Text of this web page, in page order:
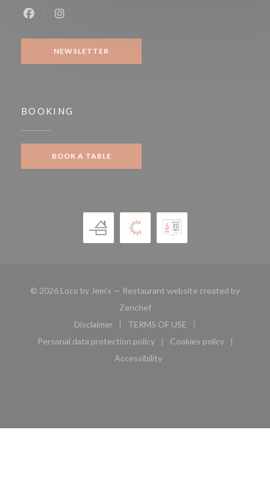
NEWSLETTER
BOOKING
BOOK A TABLE
© 2026 Loco by Jem's — Restaurant website created by
Zenchef((opens in a new window))
Disclaimer
((opens in a new window))
TERMS OF USE
((opens in a new window))
Personal data protection policy
((opens in a new window))
Cookies policy
((opens in a new
Accessibility
((opens in a new window))